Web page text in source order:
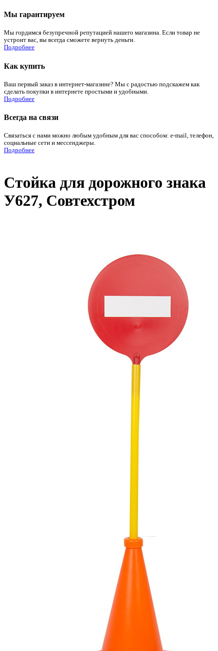
Мы гарантируем
Мы гордимся безупречной репутацией нашего магазина. Если товар не
устроит вас, вы всегда сможете вернуть деньги.
Подробнее
Как купить
Ваш первый заказ в интернет-магазине? Мы с радостью подскажем как
сделать покупки в интернете простыми и удобными.
Подробнее
Всегда на связи
Связаться с нами можно любым удобным для вас способом: e-mail, телефон,
социальные сети и мессенджеры.
Подробнее
Стойка для дорожного знака
У627, Совтехстром